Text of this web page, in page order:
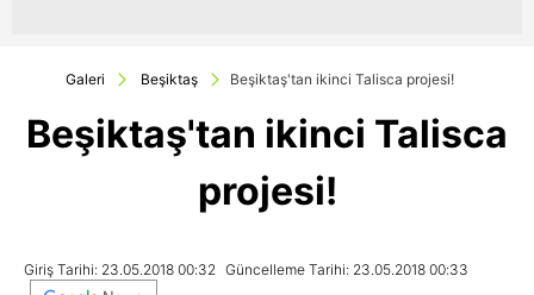
Galeri Beşiktaş Beşiktaş'tan ikinci Talisca projesi!
Beşiktaş'tan ikinci Talisca
projesi!
Giriş Tarihi: 23.05.2018 00:32 Güncelleme Tarihi: 23.05.2018 00:33